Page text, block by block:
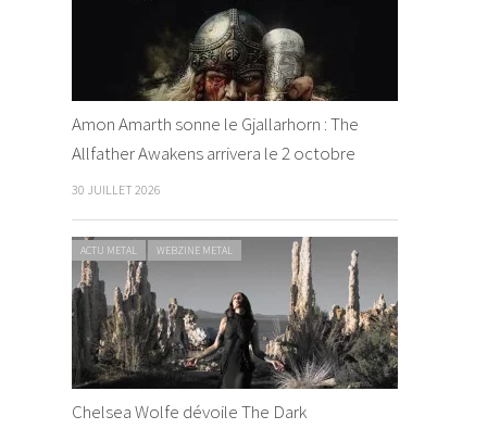
Amon Amarth sonne le Gjallarhorn : The
Allfather Awakens arrivera le 2 octobre
30 JUILLET 2026
ACTU METAL WEBZINE METAL
Chelsea Wolfe dévoile The Dark